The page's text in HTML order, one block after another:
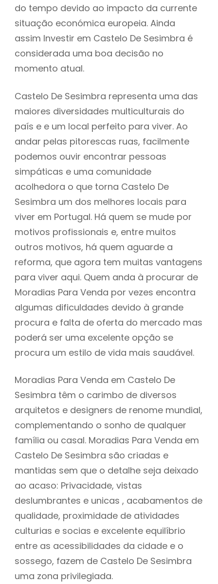
do tempo devido ao impacto da currente
situação económica europeia. Ainda
assim Investir em Castelo De Sesimbra é
considerada uma boa decisão no
momento atual.
Castelo De Sesimbra representa uma das
maiores diversidades multiculturais do
país e e um local perfeito para viver. Ao
andar pelas pitorescas ruas, facilmente
podemos ouvir encontrar pessoas
simpáticas e uma comunidade
acolhedora o que torna Castelo De
Sesimbra um dos melhores locais para
viver em Portugal. Há quem se mude por
motivos profissionais e, entre muitos
outros motivos, há quem aguarde a
reforma, que agora tem muitas vantagens
para viver aqui. Quem anda à procurar de
Moradias Para Venda por vezes encontra
algumas dificuldades devido à grande
procura e falta de oferta do mercado mas
poderá ser uma excelente opção se
procura um estilo de vida mais saudável.
Moradias Para Venda em Castelo De
Sesimbra têm o carimbo de diversos
arquitetos e designers de renome mundial,
complementando o sonho de qualquer
família ou casal. Moradias Para Venda em
Castelo De Sesimbra são criadas e
mantidas sem que o detalhe seja deixado
ao acaso: Privacidade, vistas
deslumbrantes e unicas , acabamentos de
qualidade, proximidade de atividades
culturias e socias e excelente equilíbrio
entre as acessibilidades da cidade e o
sossego, fazem de Castelo De Sesimbra
uma zona privilegiada.